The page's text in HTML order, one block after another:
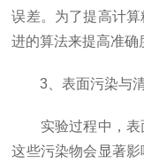
误差。为了提高计
进的算法来提高准确
3、表面污染与清
实验过程中，表
这些污染物会显著